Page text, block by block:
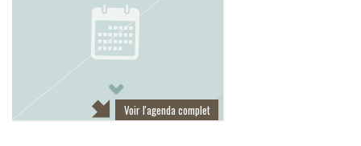
Voir l'agenda complet